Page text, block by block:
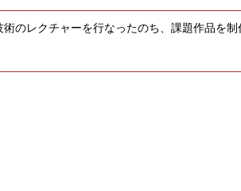
のレクチャーを行なったのち、課題作品を制